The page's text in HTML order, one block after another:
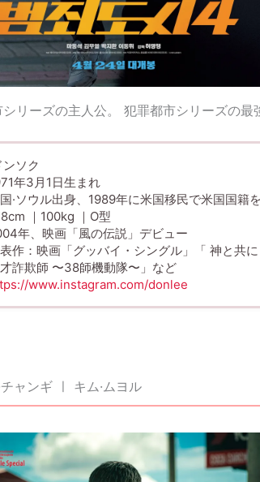
リーズの主人公。 犯罪都市シリーズの
ンソク
年3月1日生まれ
·ソウル出身、1989年に米国移民で米国国籍
｜100kg ｜O型
年、映画「風の伝説」デビュー
作：映画「グッバイ・シングル」「 神と共
詐欺師 〜38師機動隊〜」など
www.instagram.com/donlee
チャンギ ㅣ キム·ムヨル